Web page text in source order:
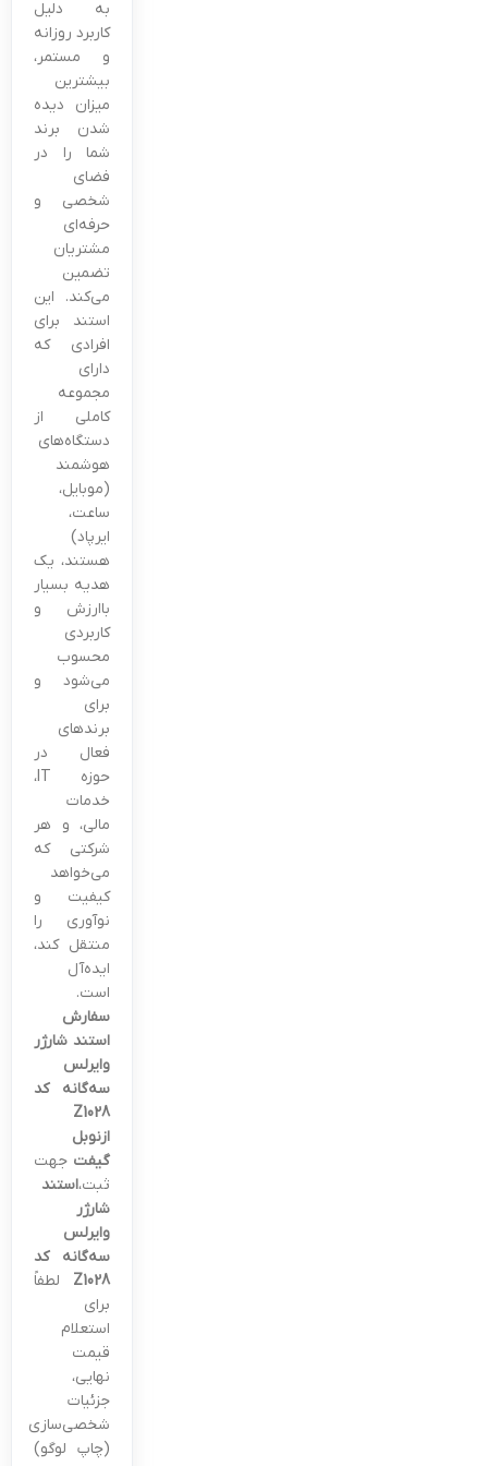
به دلیل
کاربرد روزانه
و مستمر،
بیشترین
میزان دیده
شدن برند
شما را در
فضای
شخصی و
حرفه‌ای
مشتریان
تضمین
می‌کند. این
استند برای
افرادی که
دارای
مجموعه
کاملی از
دستگاه‌های
هوشمند
(موبایل،
ساعت،
ایرپاد)
هستند، یک
هدیه بسیار
باارزش و
کاربردی
محسوب
می‌شود و
برای
برندهای
فعال در
حوزه IT،
خدمات
مالی، و هر
شرکتی که
می‌خواهد
کیفیت و
نوآوری را
منتقل کند،
ایده‌آل
است.
سفارش
استند شارژر
وایرلس
سه‌گانه کد
ازنوبل
گیفت جهت
ثبت،استند
شارژر
وایرلس
سه‌گانه کد
Z1028 لطفاً
برای
استعلام
قیمت
نهایی،
جزئیات
شخصی‌سازی
(چاپ لوگو)